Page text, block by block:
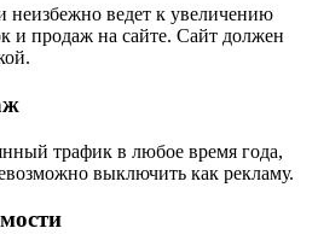
неизбежно ведет к увеличению
и продаж на сайте. Сайт должен
трафик в любое время года,
выключить как рекламу.